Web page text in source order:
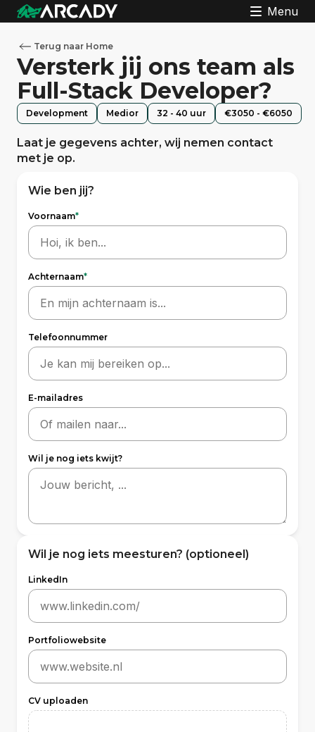
Menu
Terug naar Home
Versterk jij ons team als
Full-Stack Developer?
Development Medior 32 - 40 uur €3050 - €6050
Laat je gegevens achter, wij nemen contact
met je op.
Wie ben jij?
Voornaam*
Achternaam*
Telefoonnummer
E-mailadres
Wil je nog iets kwijt?
Wil je nog iets meesturen? (optioneel)
LinkedIn
Portfoliowebsite
CV uploaden